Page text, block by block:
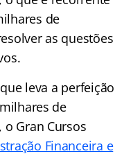
de
as questões
leva a perfeição
de
Gran Cursos
Financeira e